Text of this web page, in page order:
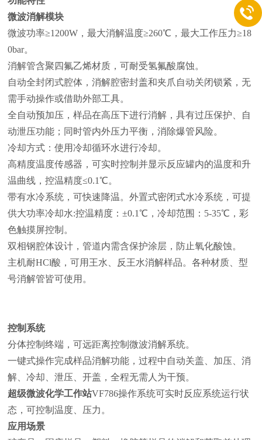
微波消解模块
微波功率≥1200W，最大消解温度≥260℃，最大工作压力≥18
0bar。
消解管含聚四氟乙烯材质，可耐受氢氟酸腐蚀。
自动全封闭式腔体，消解腔密封盖和夹爪自动关闭锁紧，无
需手动操作或借助外部工具。
全自动预加压，样品在高压下进行消解，具有过压保护、自
动泄压功能；同时管内外压力平衡，消除爆管风险。
冷却方式：使用冷却循环水进行冷却。
高精度温度传感器，可实时控制并显示反应罐内的温度和升
温曲线，控温精度≤0.1℃。
带有水冷系统，可快速降温。外置式密闭式水冷系统，可提
供大功率冷却水:控温精度：±0.1℃，冷却范围：5-35℃，彩
色触摸屏控制。
双相钢腔体设计，管道内需含保护涂层，防止氧化酸蚀。
主机耐HCl酸，可用王水、反王水消解样品。各种材质、型
号消解管皆可使用。
控制系统
分体控制终端，可远距离控制微波消解系统。
一键式操作完成样品消解功能，过程中自动关盖、加压、消
解、冷却、泄压、开盖，全程无需人为干预。
超级微波化学工作站VF786操作系统可实时反应系统运行状
态，可控制温度、压力。
应用场景